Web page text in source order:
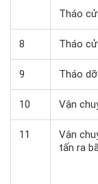
Tháo
8 Tháo
9 Tháo
10 Vận
11
Vận
tấn ra